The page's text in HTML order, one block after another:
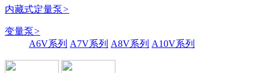
内藏式定量泵>
变量泵>
A6V系列 A7V系列 A8V系列 A10V系列